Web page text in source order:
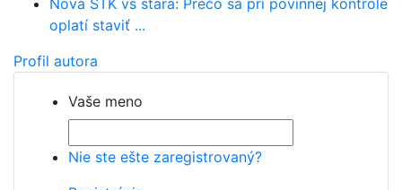
Nová STK vs stará: Prečo sa pri povinnej kontrole
oplatí staviť ...
Profil autora
Vaše meno
Nie ste ešte zaregistrovaný?